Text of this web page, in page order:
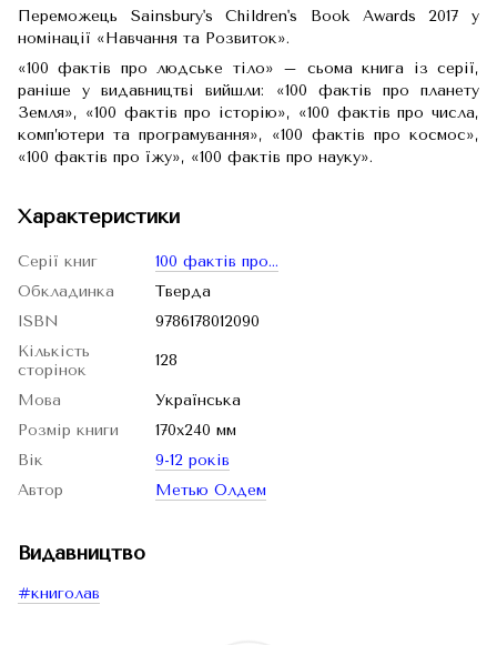
Переможець Sainsbury's Children's Book Awards 2017 у
номінації «Навчання та Розвиток».
«100 фактів про людське тіло» – сьома книга із серії,
раніше у видавництві вийшли: «100 фактів про планету
Земля», «100 фактів про історію», «100 фактів про числа,
комп’ютери та програмування», «100 фактів про космос»,
«100 фактів про їжу», «100 фактів про науку».
Характеристики
Серії книг
100 фактів про...
Обкладинка
Тверда
ISBN
9786178012090
Кількість
сторінок
128
Мова
Українська
Розмір книги
170х240 мм
Вік
9-12 років
Автор
Метью Олдем
Видавництво
#книголав